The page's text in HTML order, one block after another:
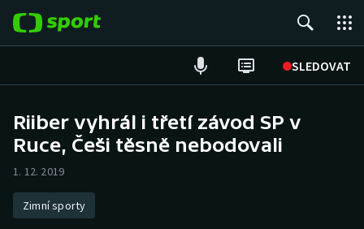
SLEDOVAT
Hokej
Atletika
Riiber vyhrál i třetí závod SP v
Ruce, Češi těsně nebodovali
1. 12. 2019
Zimní sporty